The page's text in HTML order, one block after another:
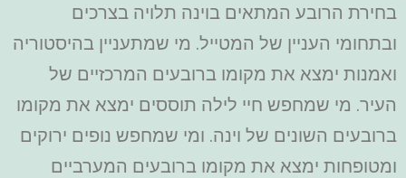
בחירת הרובע המתאים בוינה תלויה בצרכים
ובתחומי העניין של המטייל. מי שמתעניין בהיסטוריה
ואמנות ימצא את מקומו ברובעים המרכזיים של
העיר. מי שמחפש חיי לילה תוססים ימצא את מקומו
ברובעים השונים של וינה. ומי שמחפש נופים ירוקים
ומטופחות ימצא את מקומו ברובעים המערביים